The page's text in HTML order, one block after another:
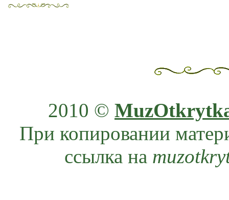
2010 ©
При копировании
ссылка на